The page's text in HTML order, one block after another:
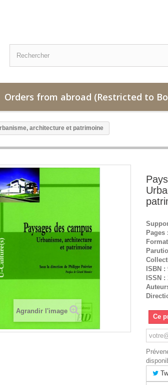
Orders from abroad (Restricted to
architecture et patrimoine
Agrandir l'image
Pages :
ISBN :
ISSN :
Ce